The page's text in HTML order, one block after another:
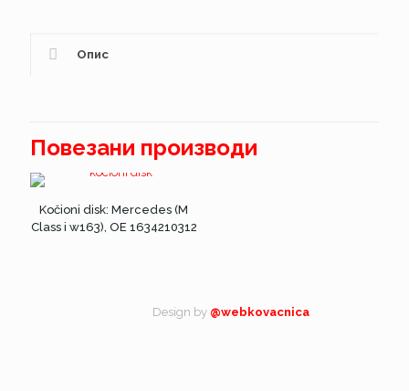
Опис
Повезани производи
Kočioni disk: Mercedes (M
Class i w163), OE 1634210312
Design by @webkovacnica